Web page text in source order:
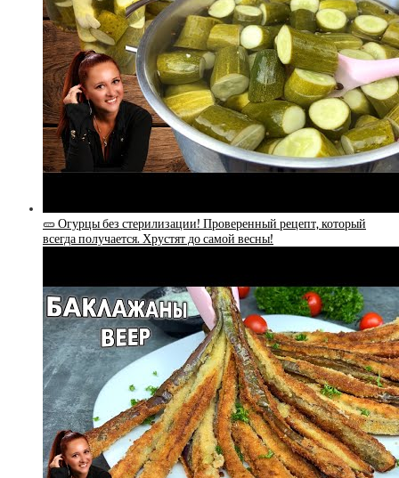
🥒 Огурцы без стерилизации! Проверенный рецепт, который
всегда получается. Хрустят до самой весны!